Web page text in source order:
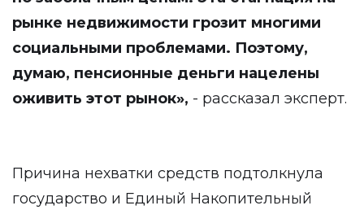
рынке недвижимости грозит многими
социальными проблемами. Поэтому,
думаю, пенсионные деньги нацелены
оживить этот рынок», - рассказал эксперт.
Причина нехватки средств подтолкнула
государство и Единый Накопительный